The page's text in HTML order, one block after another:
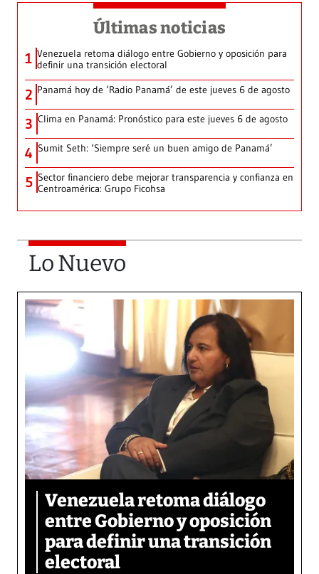
Últimas noticias
1 Venezuela retoma diálogo entre Gobierno y oposición para
definir una transición electoral
2 Panamá hoy de ‘Radio Panamá’ de este jueves 6 de agosto
3 Clima en Panamá: Pronóstico para este jueves 6 de agosto
4 Sumit Seth: ‘Siempre seré un buen amigo de Panamá’
5 Sector financiero debe mejorar transparencia y confianza en
Centroamérica: Grupo Ficohsa
Lo Nuevo
Venezuela retoma diálogo
entre Gobierno y oposición
para definir una transición
electoral